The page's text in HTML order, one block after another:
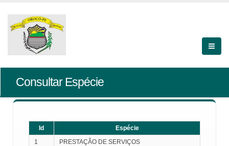
Consultar Espécie
Id
Espécie
1
PRESTAÇÃO DE SERVIÇOS